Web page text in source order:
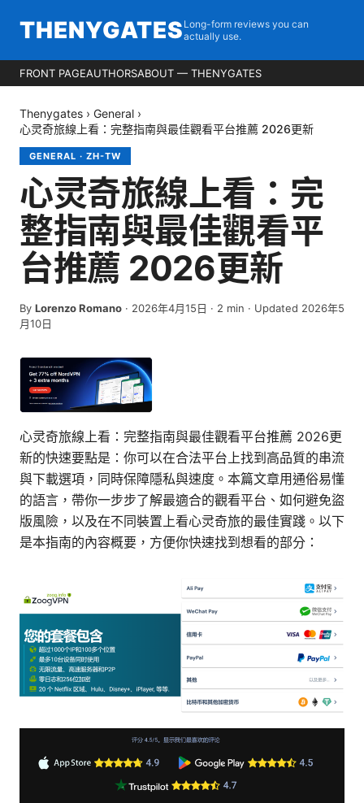
THENYGATES Long-form reviews you can
actually use.
FRONT PAGEAUTHORSABOUT — THENYGATES
Thenygates › General ›
心灵奇旅線上看：完整指南與最佳觀看平台推薦 2026更新
GENERAL · ZH-TW
心灵奇旅線上看：完
整指南與最佳觀看平
台推薦 2026更新
By Lorenzo Romano · 2026年4月15日 · 2 min · Updated 2026年5
月10日
心灵奇旅線上看：完整指南與最佳觀看平台推薦 2026更
新的快速要點是：你可以在合法平台上找到高品質的串流
與下載選項，同時保障隱私與速度。本篇文章用通俗易懂
的語言，帶你一步步了解最適合的觀看平台、如何避免盜
版風險，以及在不同裝置上看心灵奇旅的最佳實踐。以下
是本指南的內容概要，方便你快速找到想看的部分：